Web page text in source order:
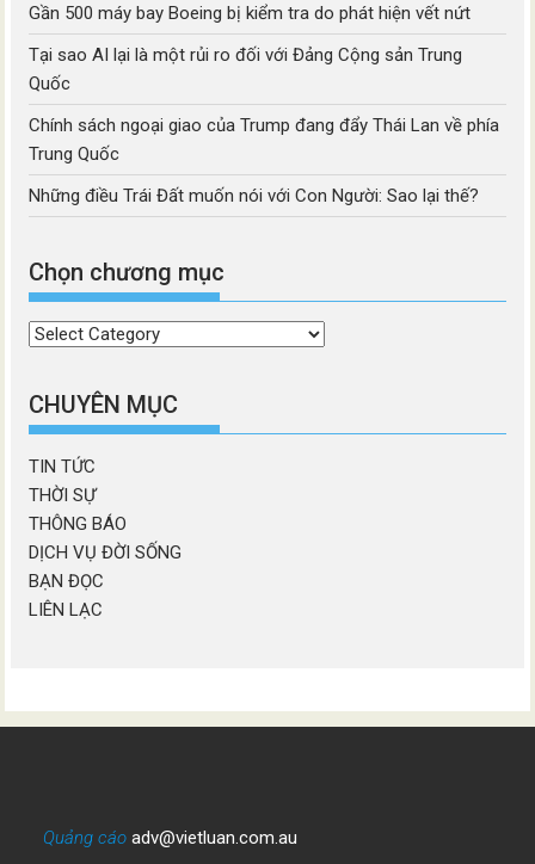
Gần 500 máy bay Boeing bị kiểm tra do phát hiện vết nứt
Tại sao AI lại là một rủi ro đối với Đảng Cộng sản Trung
Quốc
Chính sách ngoại giao của Trump đang đẩy Thái Lan về phía
Trung Quốc
Những điều Trái Đất muốn nói với Con Người: Sao lại thế?
Chọn chương mục
Chọn
mục
CHUYÊN MỤC
TIN TỨC
THỜI SỰ
THÔNG BÁO
DỊCH VỤ ĐỜI SỐNG
BẠN ĐỌC
LIÊN LẠC
Quảng cáo adv@vietluan.com.au